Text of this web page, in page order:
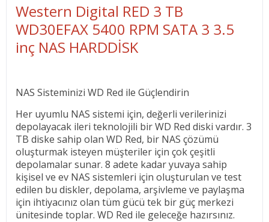
Western Digital RED 3 TB
WD30EFAX 5400 RPM SATA 3 3.5
inç NAS HARDDİSK
NAS Sisteminizi WD Red ile Güçlendirin
Her uyumlu NAS sistemi için, değerli verilerinizi
depolayacak ileri teknolojili bir WD Red diski vardır. 3
TB diske sahip olan WD Red, bir NAS çözümü
oluşturmak isteyen müşteriler için çok çeşitli
depolamalar sunar. 8 adete kadar yuvaya sahip
kişisel ve ev NAS sistemleri için oluşturulan ve test
edilen bu diskler, depolama, arşivleme ve paylaşma
için ihtiyacınız olan tüm gücü tek bir güç merkezi
ünitesinde toplar. WD Red ile geleceğe hazırsınız.